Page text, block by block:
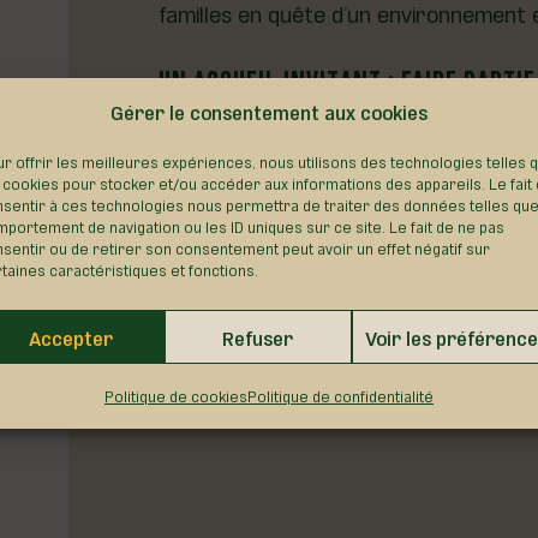
Gérer le consentement aux cookies
offrir les meilleures expériences, nous utilisons des technologies telles
cookies pour stocker et/ou accéder aux informations des appareils. Le fait
à ces technologies nous permettra de traiter des données telles
de navigation ou les ID uniques sur ce site. Le fait de ne pas
ou de retirer son consentement peut avoir un effet négatif sur
caractéristiques et fonctions.
Accepter Refuser Voir les
Politique de cookiesPolitique de confidentialité
familles en quête d’un environnement
UN ACCUEIL INVITANT : FAIRE
La municipalité de Saint-Apollinaire
collectivité en pleine croissance.
enviée tant par les jeunes que les
acteur de son développement
PROGRAMME D'ACTIVITÉS